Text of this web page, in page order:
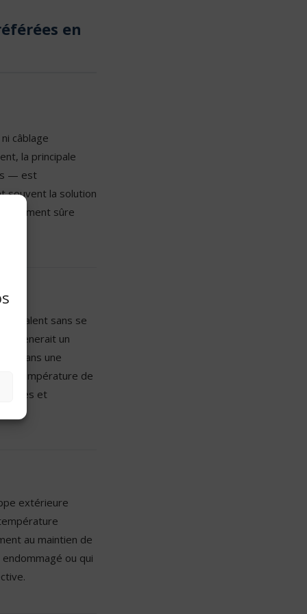
en
câblage
la principale
— est
souvent la solution
sûre
calent sans se
amènerait un
dans une
de température de
et
extérieure
au maintien de
ou qui